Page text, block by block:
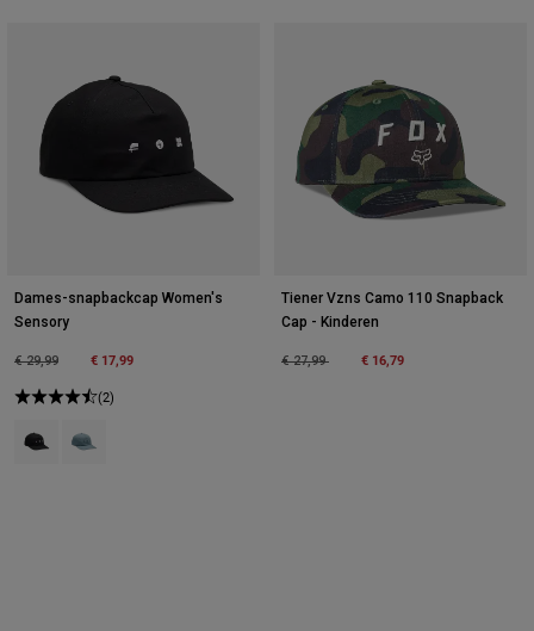
Dames-snapbackcap Women's
Sensory
Price reduced from
€ 29,99to € 17,99
(2)
Product swatch type of Zwart.
Product swatch type of Citadelblauw.
Tiener Vzns Camo 110 Snapback
Cap - Kinderen
Price reduced from
€ 27,99to € 16,79